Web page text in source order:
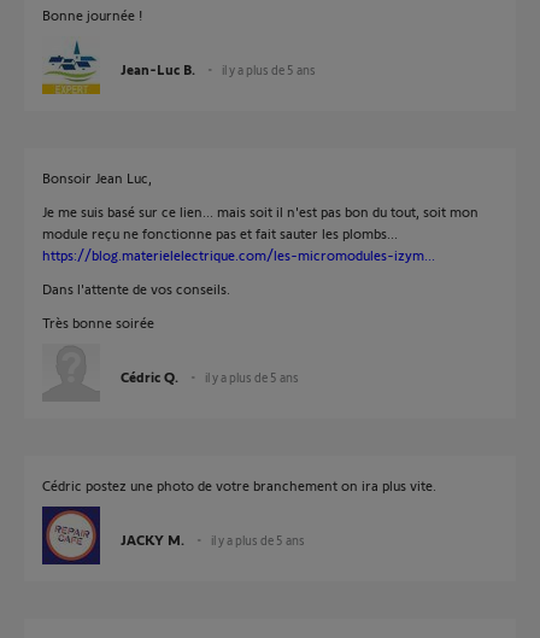
Bonne journée !
Jean-Luc B. il y a plus de 5 ans
Bonsoir Jean Luc,
Je me suis basé sur ce lien... mais soit il n'est pas bon du tout, soit mon
module reçu ne fonctionne pas et fait sauter les plombs...
https://blog.materielelectrique.com/les-micromodules-izym...
Dans l'attente de vos conseils.
Très bonne soirée
Cédric Q. il y a plus de 5 ans
Cédric postez une photo de votre branchement on ira plus vite.
JACKY M. il y a plus de 5 ans